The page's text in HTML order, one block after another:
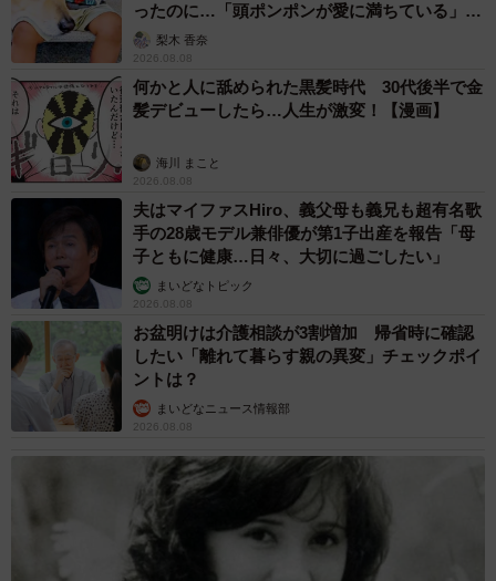
ったのに…「頭ポンポンが愛に満ちている」
「尊…」
梨木 香奈
2026.08.08
何かと人に舐められた黒髪時代 30代後半で金
髪デビューしたら…人生が激変！【漫画】
海川 まこと
2026.08.08
夫はマイファスHiro、義父母も義兄も超有名歌
手の28歳モデル兼俳優が第1子出産を報告「母
子ともに健康…日々、大切に過ごしたい」
まいどなトピック
2026.08.08
お盆明けは介護相談が3割増加 帰省時に確認
したい「離れて暮らす親の異変」チェックポイ
ントは？
まいどなニュース情報部
2026.08.08